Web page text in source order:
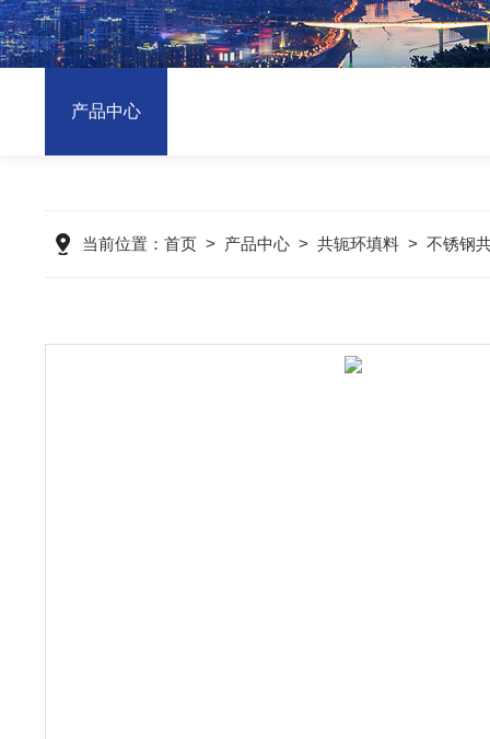
产品中心
当前位置： 首页> 产品中心> 共轭环填料> 不锈钢